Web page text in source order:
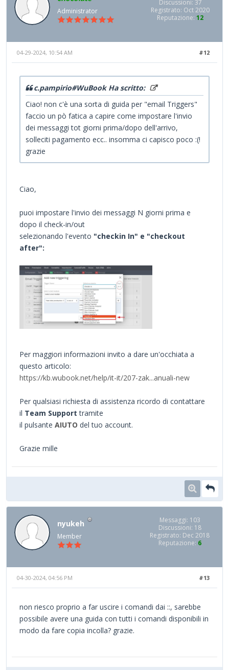
Administrator
Discussioni: 37
Registrato: Oct 2020
Reputazione: 12
#12
04-29-2024, 10:54 AM
c.pampirio#WuBook Ha scritto:
Ciao! non c'è una sorta di guida per "email Triggers"
faccio un pò fatica a capire come impostare l'invio
dei messaggi tot giorni prima/dopo dell'arrivo,
solleciti pagamento ecc.. insomma ci capisco poco :(!
grazie
Ciao,
puoi impostare l'invio dei messaggi N giorni prima e
dopo il check-in/out
selezionando l'evento "checkin In" e "checkout
after":
Per maggiori informazioni invito a dare un'occhiata a
questo articolo:
https://kb.wubook.net/help/it-it/207-zak...anuali-new
Per qualsiasi richiesta di assistenza ricordo di contattare
il Team Support tramite
il pulsante AIUTO del tuo account.
Grazie mille
nyukeh
Member
Messaggi: 103
Discussioni: 18
Registrato: Dec 2018
Reputazione: 6
#13
04-30-2024, 04:56 PM
non riesco proprio a far uscire i comandi dai ::, sarebbe
possibile avere una guida con tutti i comandi disponibili in
modo da fare copia incolla? grazie.